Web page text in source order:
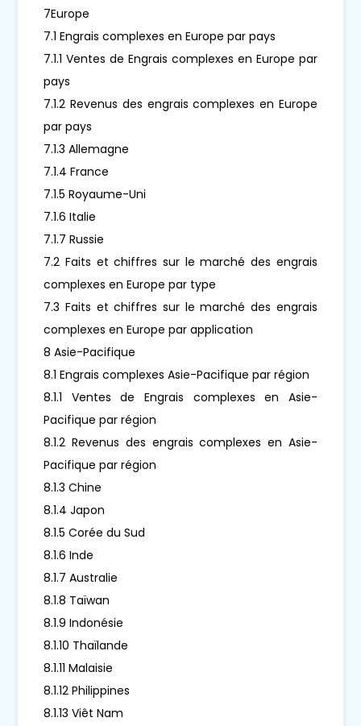
7Europe
7.1 Engrais complexes en Europe par pays
7.1.1 Ventes de Engrais complexes en Europe par
pays
7.1.2 Revenus des engrais complexes en Europe
par pays
7.1.3 Allemagne
7.1.4 France
7.1.5 Royaume-Uni
7.1.6 Italie
7.1.7 Russie
7.2 Faits et chiffres sur le marché des engrais
complexes en Europe par type
7.3 Faits et chiffres sur le marché des engrais
complexes en Europe par application
8 Asie-Pacifique
8.1 Engrais complexes Asie-Pacifique par région
8.1.1 Ventes de Engrais complexes en Asie-
Pacifique par région
8.1.2 Revenus des engrais complexes en Asie-
Pacifique par région
8.1.3 Chine
8.1.4 Japon
8.1.5 Corée du Sud
8.1.6 Inde
8.1.7 Australie
8.1.8 Taïwan
8.1.9 Indonésie
8.1.10 Thaïlande
8.1.11 Malaisie
8.1.12 Philippines
8.1.13 Viêt Nam